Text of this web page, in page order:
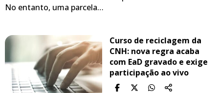
No entanto, uma parcela…
Curso de reciclagem da
CNH: nova regra acaba
com EaD gravado e exige
participação ao vivo